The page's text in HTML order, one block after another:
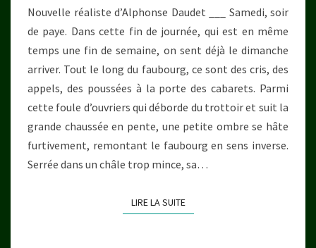
Nouvelle réaliste d’Alphonse Daudet ___ Samedi, soir
de paye. Dans cette fin de journée, qui est en même
temps une fin de semaine, on sent déjà le dimanche
arriver. Tout le long du faubourg, ce sont des cris, des
appels, des poussées à la porte des cabarets. Parmi
cette foule d’ouvriers qui déborde du trottoir et suit la
grande chaussée en pente, une petite ombre se hâte
furtivement, remontant le faubourg en sens inverse.
Serrée dans un châle trop mince, sa…
LIRE LA SUITELIRE LA SUITE